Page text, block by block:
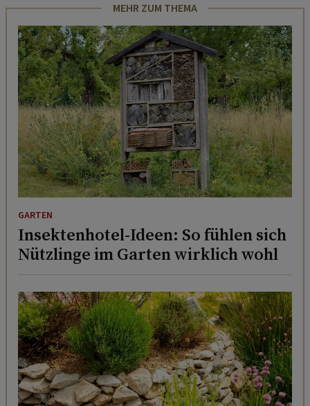
MEHR ZUM THEMA
GARTEN
Insektenhotel-Ideen: So fühlen sich
Nützlinge im Garten wirklich wohl